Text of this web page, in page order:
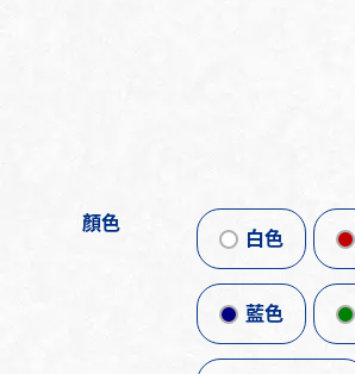
顏色
白色
藍色